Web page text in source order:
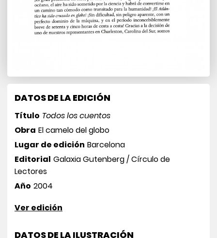
DATOS DE LA EDICIÓN
Título Todos los cuentos
Obra El camelo del globo
Lugar de edición Barcelona
Editorial Galaxia Gutenberg / Círculo de
Lectores
Año 2004
Ver edición
DATOS DE LA ILUSTRACIÓN